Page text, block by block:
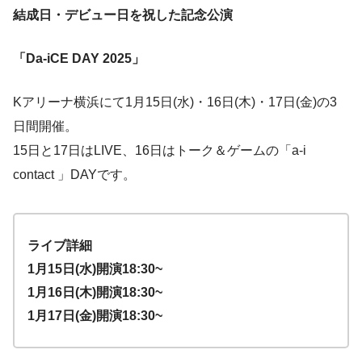
結成日・デビュー日を祝した記念公演
「Da-iCE DAY 2025」
Kアリーナ横浜にて1月15日(水)・16日(木)・17日(金)の3
日間開催。
15日と17日はLIVE、16日はトーク＆ゲームの「a-i
contact 」DAYです。
ライブ詳細
1月15日(水)開演18:30~
1月16日(木)開演18:30~
1月17日(金)開演18:30~